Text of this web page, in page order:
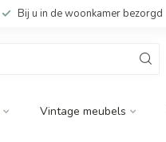
Bij u in de woonkamer bezorgd
Vintage meubels